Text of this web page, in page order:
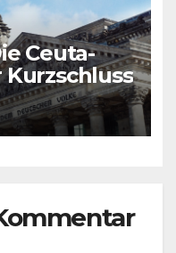
Ceuta-
Kurzschluss